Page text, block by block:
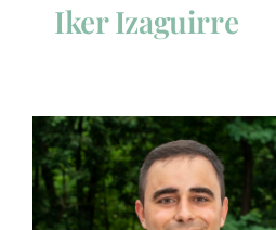
Iker Izaguirre